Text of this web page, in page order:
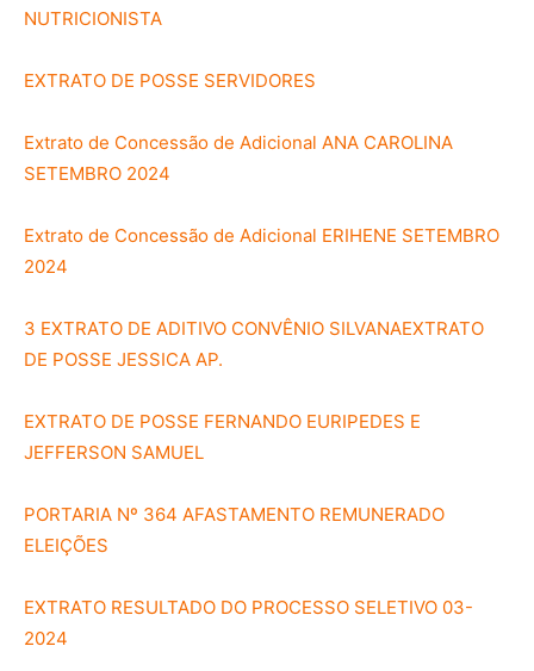
NUTRICIONISTA
EXTRATO DE POSSE SERVIDORES
Extrato de Concessão de Adicional ANA CAROLINA
SETEMBRO 2024
Extrato de Concessão de Adicional ERIHENE SETEMBRO
2024
3 EXTRATO DE ADITIVO CONVÊNIO SILVANAEXTRATO
DE POSSE JESSICA AP.
EXTRATO DE POSSE FERNANDO EURIPEDES E
JEFFERSON SAMUEL
PORTARIA Nº 364 AFASTAMENTO REMUNERADO
ELEIÇÕES
EXTRATO RESULTADO DO PROCESSO SELETIVO 03-
2024